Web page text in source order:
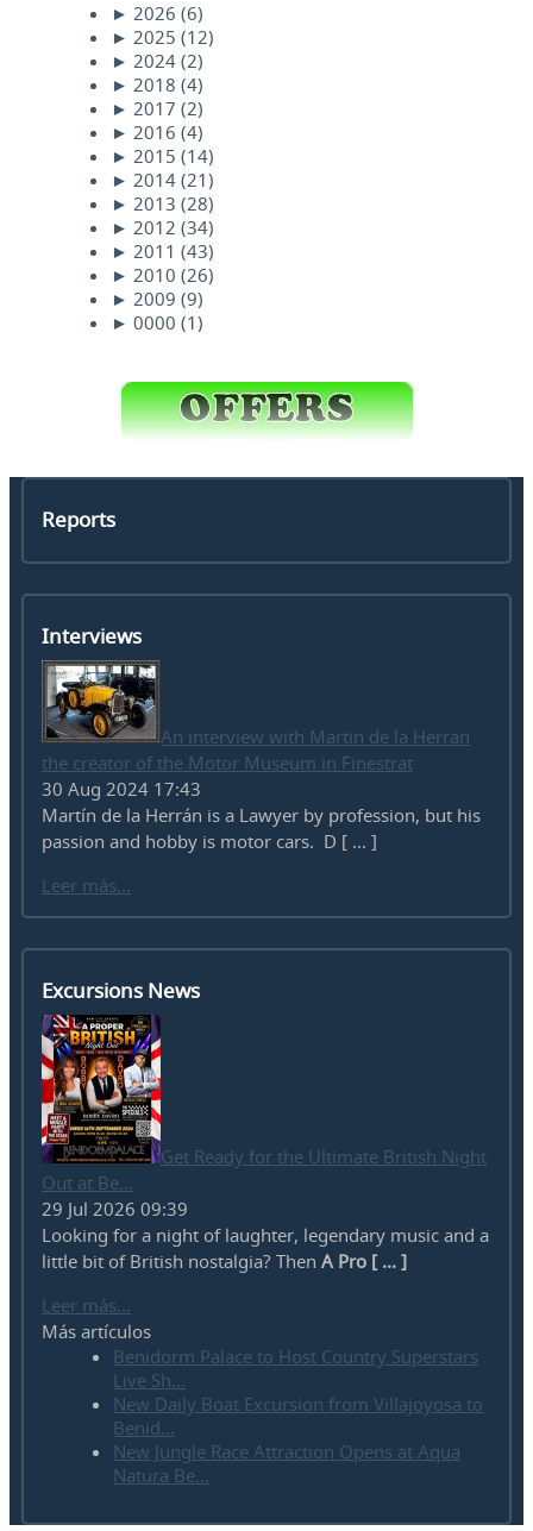
► 2026 (6)
► 2025 (12)
► 2024 (2)
► 2018 (4)
► 2017 (2)
► 2016 (4)
► 2015 (14)
► 2014 (21)
► 2013 (28)
► 2012 (34)
► 2011 (43)
► 2010 (26)
► 2009 (9)
► 0000 (1)
Reports
Interviews
An interview with Martin de la Herran
the creator of the Motor Museum in Finestrat
30 Aug 2024 17:43
Martín de la Herrán is a Lawyer by profession, but his
passion and hobby is motor cars. D [ ... ]
Leer más...
Excursions News
Get Ready for the Ultimate British Night
Out at Be...
29 Jul 2026 09:39
Looking for a night of laughter, legendary music and a
little bit of British nostalgia? Then A Pro [ ... ]
Leer más...
Más artículos
Benidorm Palace to Host Country Superstars
Live Sh...
New Daily Boat Excursion from Villajoyosa to
Benid...
New Jungle Race Attraction Opens at Aqua
Natura Be...